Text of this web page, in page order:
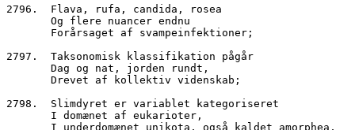
2796.  Flava, rufa, candida, rosea
       Og flere nuancer endnu
       Forårsaget af svampeinfektioner;
2797.  Taksonomisk klassifikation pågår
       Dag og nat, jorden rundt,
       Drevet af kollektiv videnskab;
2798.  Slimdyret er variablet kategoriseret
       I domænet af eukarioter,
       I underdomænet unikota, også kaldet amorphea,